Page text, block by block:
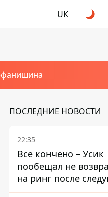
UK
ПОСЛЕДНИЕ НОВОСТИ
22:35
Все кончено – Усик
пообещал не
на ринг после
боя